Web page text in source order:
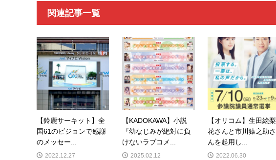
関連記事一覧
【鈴鹿サーキット】全
国61のビジョンで感謝
のメッセー...
2022.12.27
【KADOKAWA】小説
『幼なじみが絶対に負
けないラブコメ...
2025.02.12
【オリコム】生田絵梨
花さんと市川猿之助さ
んを起用し...
2022.06.30